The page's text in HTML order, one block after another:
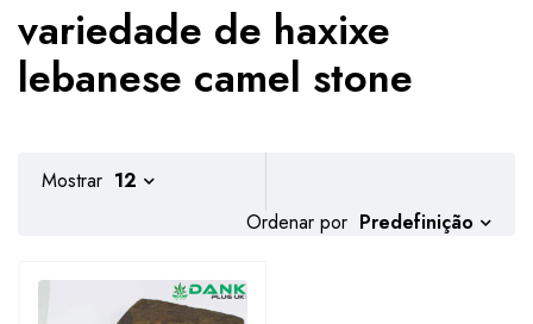
variedade de haxixe
lebanese camel stone
Ordenar por Predefinição
Mostrar 12